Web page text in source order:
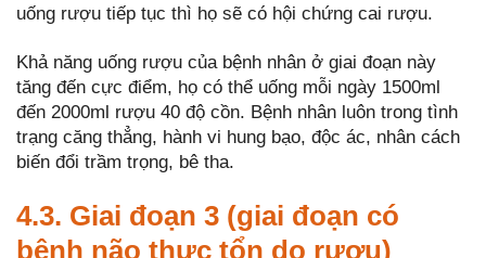
uống rượu tiếp tục thì họ sẽ có hội chứng cai rượu.
Khả năng uống rượu của bệnh nhân ở giai đoạn này
tăng đến cực điểm, họ có thể uống mỗi ngày 1500ml
đến 2000ml rượu 40 độ cồn. Bệnh nhân luôn trong tình
trạng căng thẳng, hành vi hung bạo, độc ác, nhân cách
biến đổi trầm trọng, bê tha.
4.3. Giai đoạn 3 (giai đoạn có
bệnh não thực tổn do rượu)